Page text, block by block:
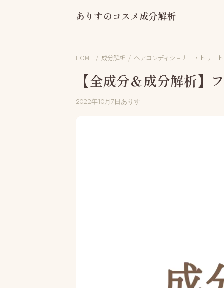
ありすのコスメ成分解析
HOME / 成分解析 / ヘアコンディショナー・トリー
【全成分＆成分解析】
2022年10月7日ありす